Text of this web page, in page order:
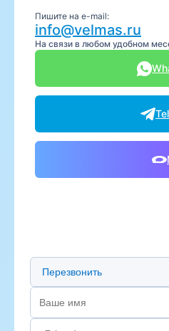
Пишите на e-mail:
info@velmas.ru
На связи в любом удобном
Предпочтительный